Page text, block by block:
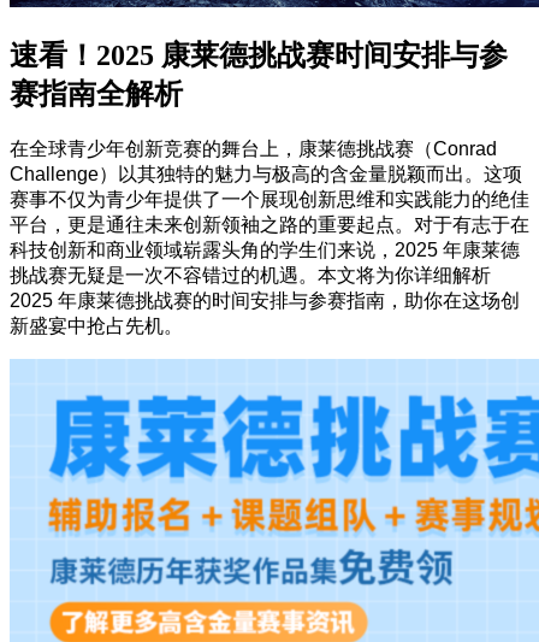
速看！2025 康莱德挑战赛时间安排与参
赛指南全解析
在全球青少年创新竞赛的舞台上，康莱德挑战赛（Conrad
Challenge）以其独特的魅力与极高的含金量脱颖而出。这项
赛事不仅为青少年提供了一个展现创新思维和实践能力的绝佳
平台，更是通往未来创新领袖之路的重要起点。对于有志于在
科技创新和商业领域崭露头角的学生们来说，2025 年康莱德
挑战赛无疑是一次不容错过的机遇。本文将为你详细解析
2025 年康莱德挑战赛的时间安排与参赛指南，助你在这场创
新盛宴中抢占先机。